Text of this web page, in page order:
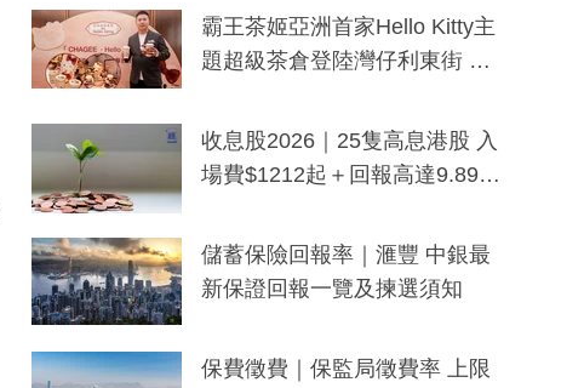
分鐘生成「貼地」宣傳短片
霸王茶姬亞洲首家Hello Kitty主
題超級茶倉登陸灣仔利東街 推
y及香港限定特調系列
收息股2026｜25隻高息港股 入
場費$1212起＋回報高達9.89
儲蓄保險回報率｜滙豐 中銀最
新保證回報一覽及揀選須知
保費徵費｜保監局徵費率 上限